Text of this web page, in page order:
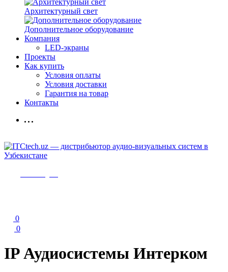
Архитектурный свет
Дополнительное оборудование
Компания
LED-экраны
Проекты
Как купить
Условия оплаты
Условия доставки
Гарантия на товар
Контакты
0
0
IP Аудиосистемы Интерком